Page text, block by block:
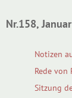
Nr.158,
Notizen
Rede
Sitzung